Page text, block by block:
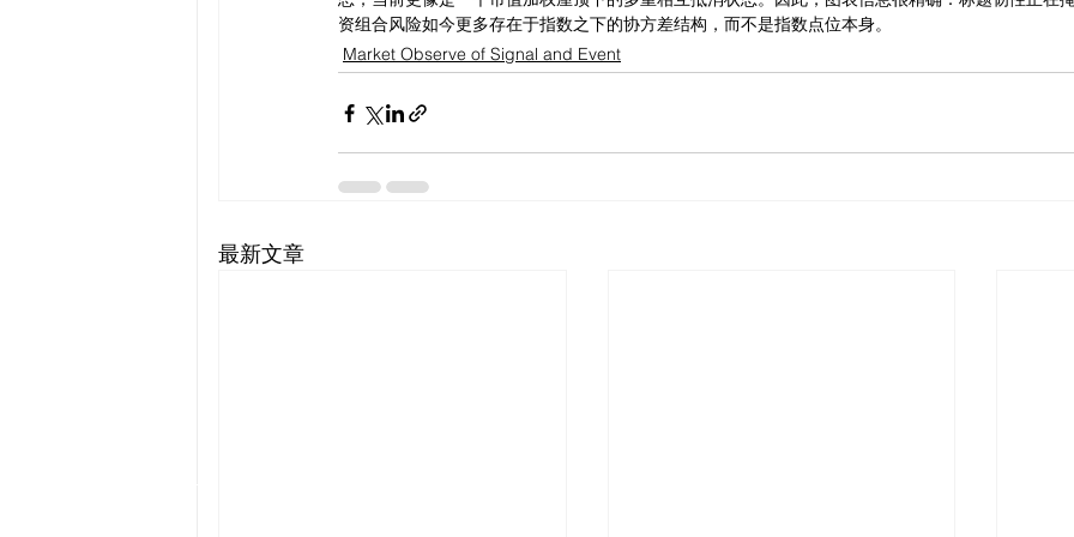
资组合风险如今更多存在于指数之下的协方差结构，而不是指数点位本身。
Market Observe of Signal and Event
最新文章